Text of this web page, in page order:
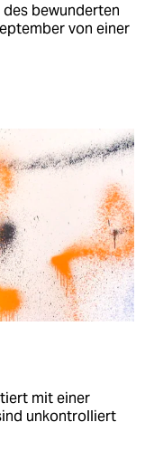
bewunderten
von einer
mit einer
unkontrolliert